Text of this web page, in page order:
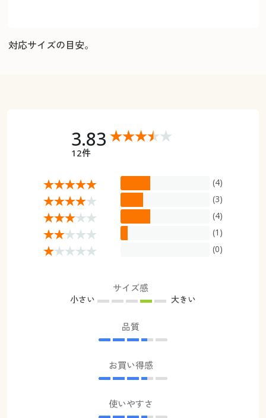
対応サイズの目安。
3.83
12件
(4)
(3)
(4)
(1)
(0)
サイズ感
小さい 大きい
品質
お買い得感
使いやすさ